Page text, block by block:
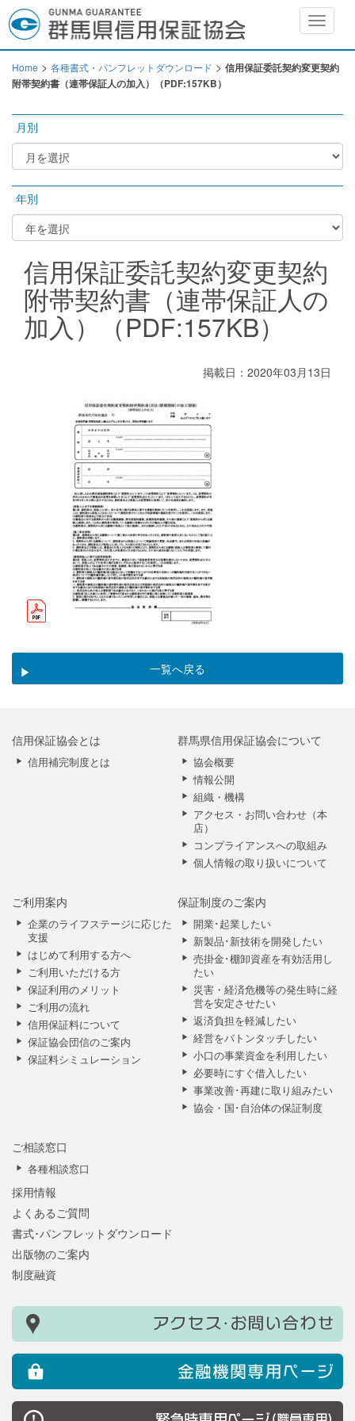
Toggle
Home > 各種書式・パンフレットダウンロード > 信用保証委託契約変更契約
附帯契約書（連帯保証人の加入）（PDF:157KB）
月別
年別
信用保証委託契約変更契約
附帯契約書（連帯保証人の
加入）（PDF:157KB）
掲載日：2020年03月13日
一覧へ戻る
信用保証協会とは
信用補完制度とは
群馬県信用保証協会について
協会概要
情報公開
組織・機構
アクセス・お問い合わせ（本
店）
コンプライアンスへの取組み
個人情報の取り扱いについて
ご利用案内
企業のライフステージに応じた
支援
はじめて利用する方へ
ご利用いただける方
保証利用のメリット
ご利用の流れ
信用保証料について
保証協会団信のご案内
保証料シミュレーション
保証制度のご案内
開業･起業したい
新製品･新技術を開発したい
売掛金･棚卸資産を有効活用し
たい
災害・経済危機等の発生時に経
営を安定させたい
返済負担を軽減したい
経営をバトンタッチしたい
小口の事業資金を利用したい
必要時にすぐ借入したい
事業改善･再建に取り組みたい
協会・国･自治体の保証制度
ご相談窓口
各種相談窓口
採用情報
よくあるご質問
書式･パンフレットダウンロード
出版物のご案内
制度融資